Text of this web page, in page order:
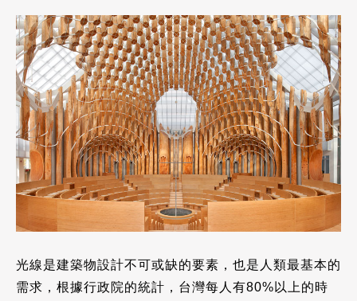
光線是建築物設計不可或缺的要素，也是人類最基本的
需求，根據行政院的統計，台灣每人有80%以上的時